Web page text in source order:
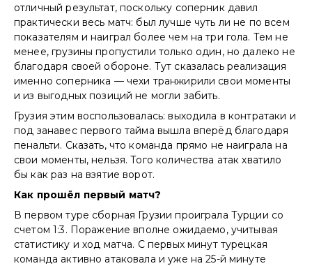
отличный результат, поскольку соперник давил
практически весь матч: был лучше чуть ли не по всем
показателям и наиграл более чем на три гола. Тем не
менее, грузины пропустили только один, но далеко не
благодаря своей обороне. Тут сказалась реализация
именно соперника — чехи транжирили свои моменты
и из выгодных позиций не могли забить.
Грузия этим воспользовалась: выходила в контратаки и
под занавес первого тайма вышла вперёд благодаря
пенальти. Сказать, что команда прямо не наиграла на
свои моменты, нельзя. Того количества атак хватило
бы как раз на взятие ворот.
Как прошёл первый матч?
В первом туре сборная Грузии проиграла Турции со
счетом 1:3. Поражение вполне ожидаемо, учитывая
статистику и ход матча. С первых минут турецкая
команда активно атаковала и уже на 25-й минуте